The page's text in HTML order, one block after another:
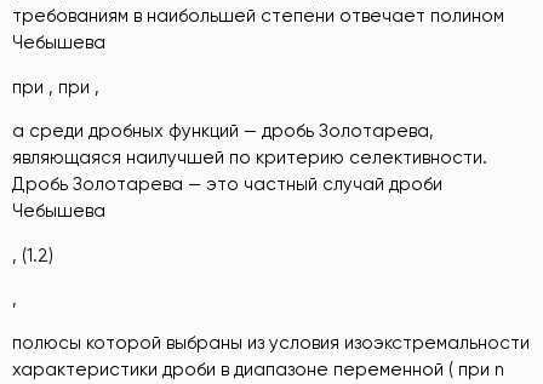
требованиям в наибольшей степени отвечает полином
Чебышева
при , при ,
а среди дробных функций — дробь Золотарева,
являющаяся наилучшей по критерию селективности.
Дробь Золотарева — это частный случай дроби
Чебышева
, (1.2)
,
полюсы которой выбраны из условия изоэкстремальности
характеристики дроби в диапазоне переменной ( при n